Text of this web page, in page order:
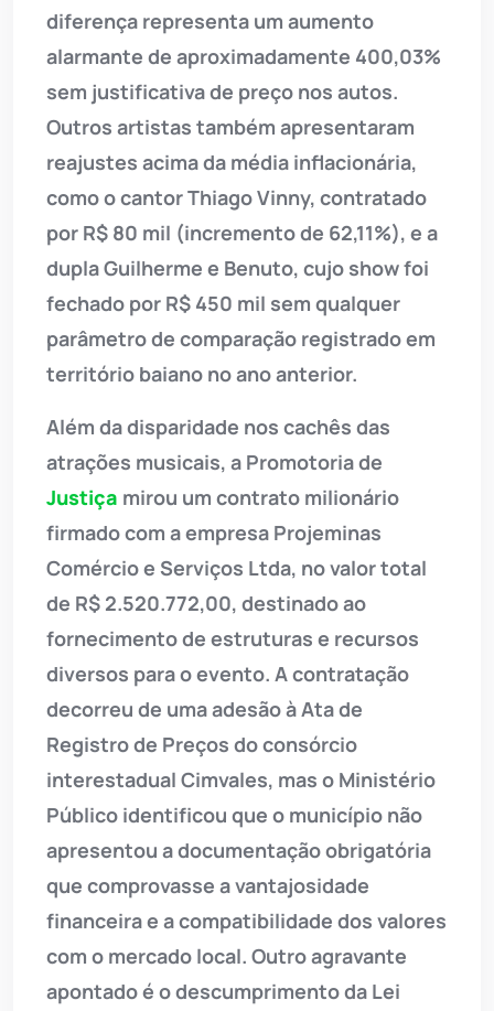
diferença representa um aumento
alarmante de aproximadamente 400,03%
sem justificativa de preço nos autos.
Outros artistas também apresentaram
reajustes acima da média inflacionária,
como o cantor Thiago Vinny, contratado
por R$ 80 mil (incremento de 62,11%), e a
dupla Guilherme e Benuto, cujo show foi
fechado por R$ 450 mil sem qualquer
parâmetro de comparação registrado em
território baiano no ano anterior.
Além da disparidade nos cachês das
atrações musicais, a Promotoria de
Justiça mirou um contrato milionário
firmado com a empresa Projeminas
Comércio e Serviços Ltda, no valor total
de R$ 2.520.772,00, destinado ao
fornecimento de estruturas e recursos
diversos para o evento. A contratação
decorreu de uma adesão à Ata de
Registro de Preços do consórcio
interestadual Cimvales, mas o Ministério
Público identificou que o município não
apresentou a documentação obrigatória
que comprovasse a vantajosidade
financeira e a compatibilidade dos valores
com o mercado local. Outro agravante
apontado é o descumprimento da Lei